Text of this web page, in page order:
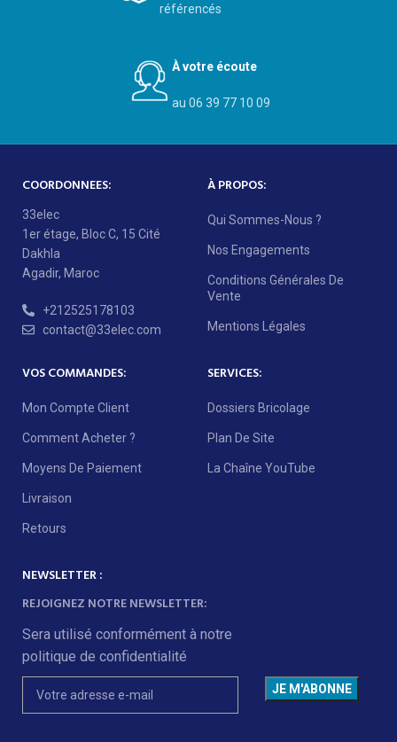
référencés
À votre écoute
au 06 39 77 10 09
COORDONNEES:
33elec
1er étage, Bloc C, 15 Cité
Dakhla
Agadir, Maroc
+212525178103
contact@33elec.com
À PROPOS:
Qui Sommes-Nous ?
Nos Engagements
Conditions Générales De
Vente
Mentions Légales
VOS COMMANDES:
Mon Compte Client
Comment Acheter ?
Moyens De Paiement
Livraison
Retours
SERVICES:
Dossiers Bricolage
Plan De Site
La Chaîne YouTube
NEWSLETTER :
REJOIGNEZ NOTRE NEWSLETTER:
Sera utilisé conformément à notre
politique de confidentialité